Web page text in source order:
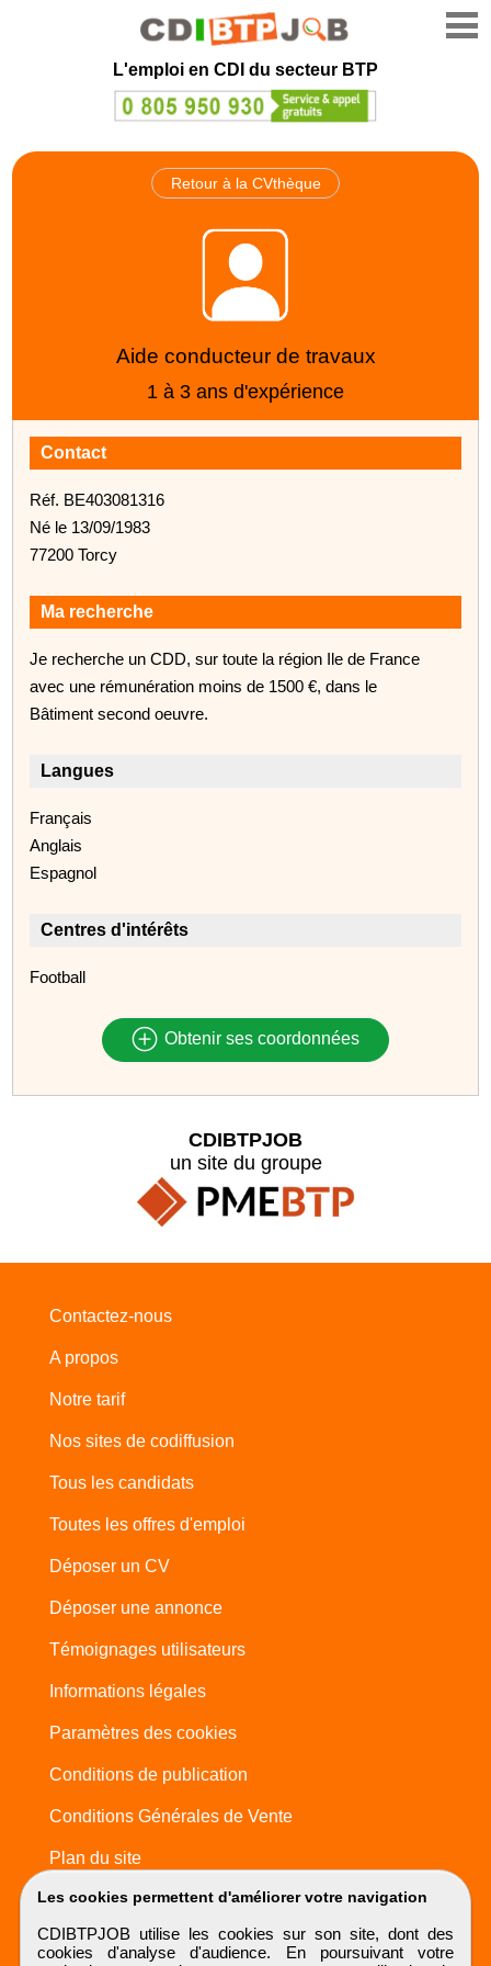
L'emploi en CDI du secteur BTP
Retour à la CVthèque
Aide conducteur de travaux
1 à 3 ans d'expérience
Contact
Réf. BE403081316
Né le 13/09/1983
77200 Torcy
Ma recherche
Je recherche un CDD, sur toute la région Ile de France
avec une rémunération moins de 1500 €, dans le
Bâtiment second oeuvre.
Langues
Français
Anglais
Espagnol
Centres d'intérêts
Football
Obtenir ses coordonnées
Les cookies permettent d'améliorer votre navigation
CDIBTPJOB utilise les cookies sur son site, dont des
cookies d'analyse d'audience. En poursuivant votre
CDIBTPJOB
un site du groupe
Contactez-nous
A propos
Notre tarif
Nos sites de codiffusion
Tous les candidats
Toutes les offres d'emploi
Déposer un CV
Déposer une annonce
Témoignages utilisateurs
Informations légales
Paramètres des cookies
Conditions de publication
Conditions Générales de Vente
Plan du site